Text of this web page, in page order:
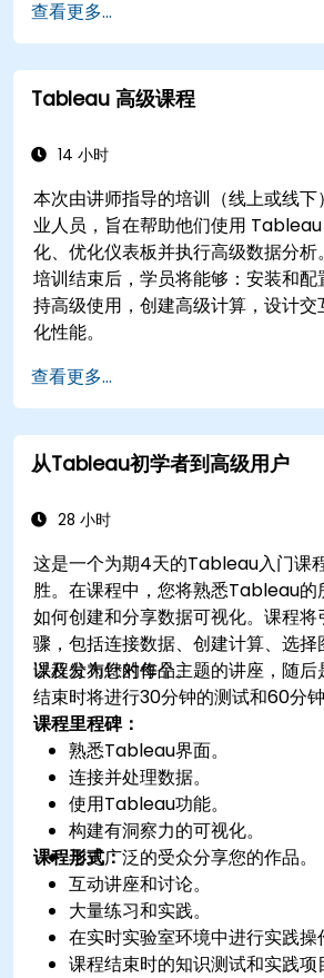
和表格计算在内的计算。
使用不同的可视化类型表示您的
构建仪表板以共享可视化。
查看更多...
Tableau 高级课程
14 小时
本次由讲师指导的培训（线上或线
业人员，旨在帮助他们使用
化、优化仪表板并执行高级数据分析。
培训结束后，学员将能够：安装和
持高级使用，创建高级计算，设计
化性能。
查看更多...
从Tableau初学者到高级用户
28 小时
这是一个为期4天的Tableau入门课
胜。在课程中，您将熟悉Tableau的
如何创建和分享数据可视化。课程
骤，包括连接数据、创建计算、选择
以及发布您的作品。
课程分为针对每个主题的讲座，随
结束时将进行30分钟的测试和60分钟
课程里程碑：
熟悉Tableau界面。
连接并处理数据。
使用Tableau功能。
构建有洞察力的可视化。
与更广泛的受众分享您的作品。
课程形式：
互动讲座和讨论。
大量练习和实践。
在实时实验室环境中进行实践操
课程结束时的知识测试和实践项